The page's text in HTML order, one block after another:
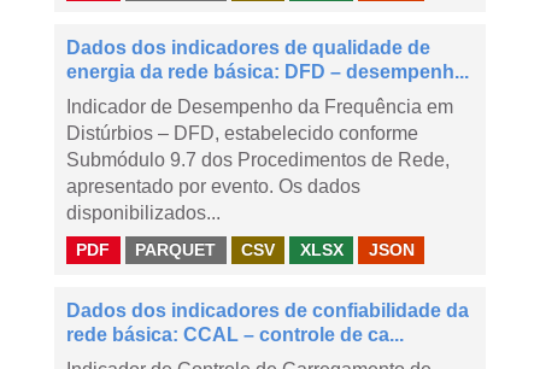
Dados dos indicadores de qualidade de
energia da rede básica: DFD – desempenh...
Indicador de Desempenho da Frequência em
Distúrbios – DFD, estabelecido conforme
Submódulo 9.7 dos Procedimentos de Rede,
apresentado por evento. Os dados
disponibilizados...
PDF PARQUET CSV XLSX JSON
Dados dos indicadores de confiabilidade da
rede básica: CCAL – controle de ca...